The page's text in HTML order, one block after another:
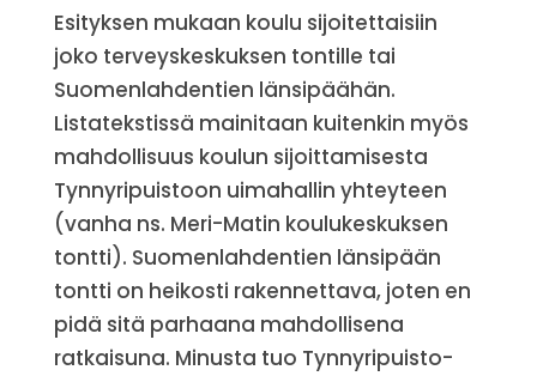
Esityksen mukaan koulu sijoitettaisiin
joko terveyskeskuksen tontille tai
Suomenlahdentien länsipäähän.
Listatekstissä mainitaan kuitenkin myös
mahdollisuus koulun sijoittamisesta
Tynnyripuistoon uimahallin yhteyteen
(vanha ns. Meri-Matin koulukeskuksen
tontti). Suomenlahdentien länsipään
tontti on heikosti rakennettava, joten en
pidä sitä parhaana mahdollisena
ratkaisuna. Minusta tuo Tynnyripuisto-